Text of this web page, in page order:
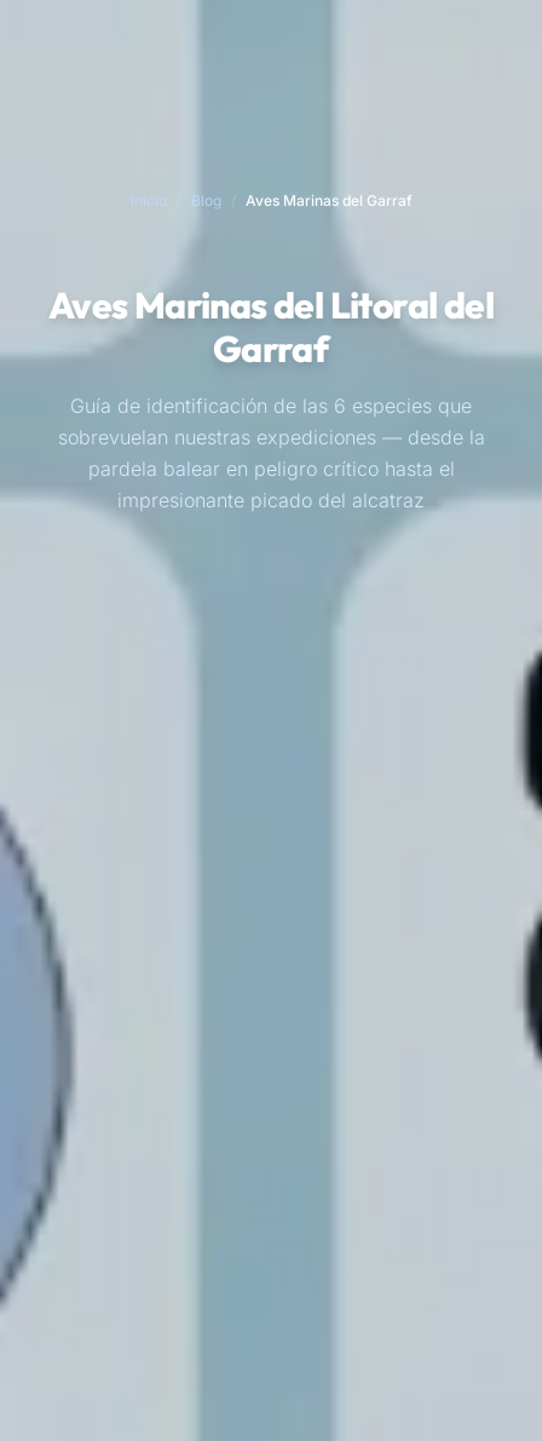
Inicio Blog / Aves Marinas del Garraf
Aves Marinas del Litoral del
Garraf
Guía de identificación de las 6 especies que
sobrevuelan nuestras expediciones — desde la
pardela balear en peligro crítico hasta el
impresionante picado del alcatraz